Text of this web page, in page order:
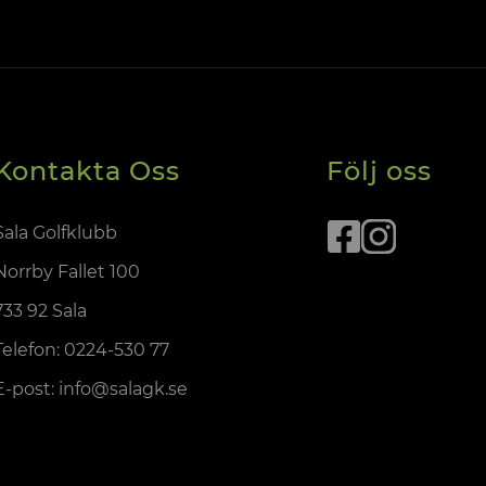
Oss
Golfklubb
Fallet 100
92 Sala
0224-530 77
post: info@salagk.se
Följ oss